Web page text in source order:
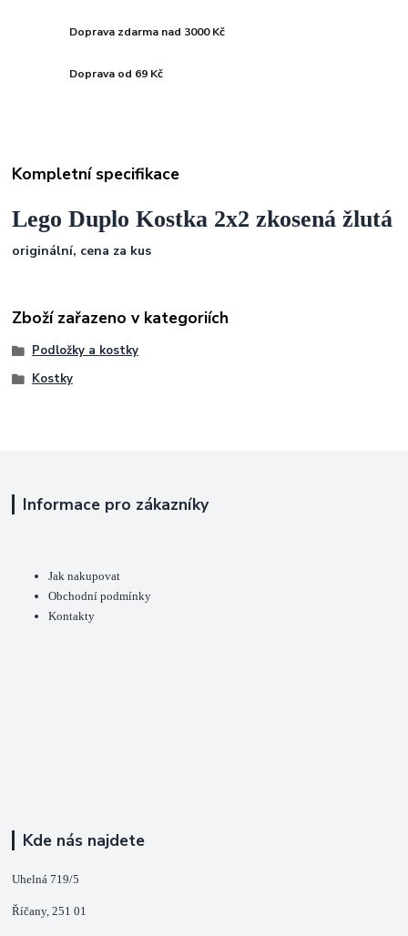
Doprava zdarma nad 3000 Kč
Doprava od 69 Kč
Kompletní specifikace
Lego Duplo Kostka 2x2 zkosená žlutá
originální, cena za kus
Zboží zařazeno v kategoriích
Podložky a kostky
Kostky
Informace pro zákazníky
Jak nakupovat
Obchodní podmínky
Kontakty
Kde nás najdete
Uhelná 719/5
Říčany, 251 01